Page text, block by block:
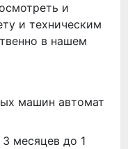
и
и техническим
в нашем
машин автомат
3 месяцев до 1